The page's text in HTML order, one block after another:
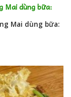
Mai dùng bữa:
Mai dùng bữa: